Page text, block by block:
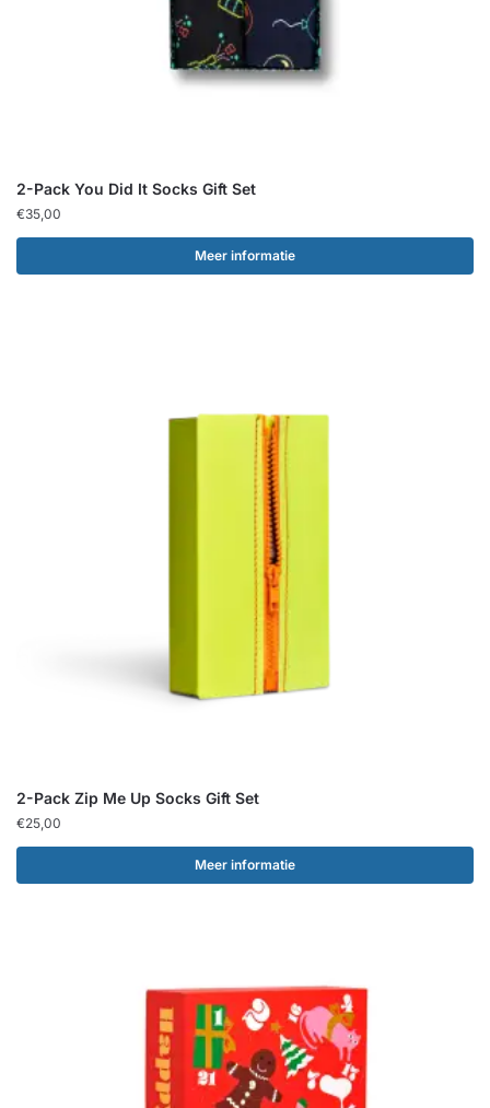
2-Pack You Did It Socks Gift Set
€35,00
Meer informatie
2-Pack Zip Me Up Socks Gift Set
€25,00
Meer informatie